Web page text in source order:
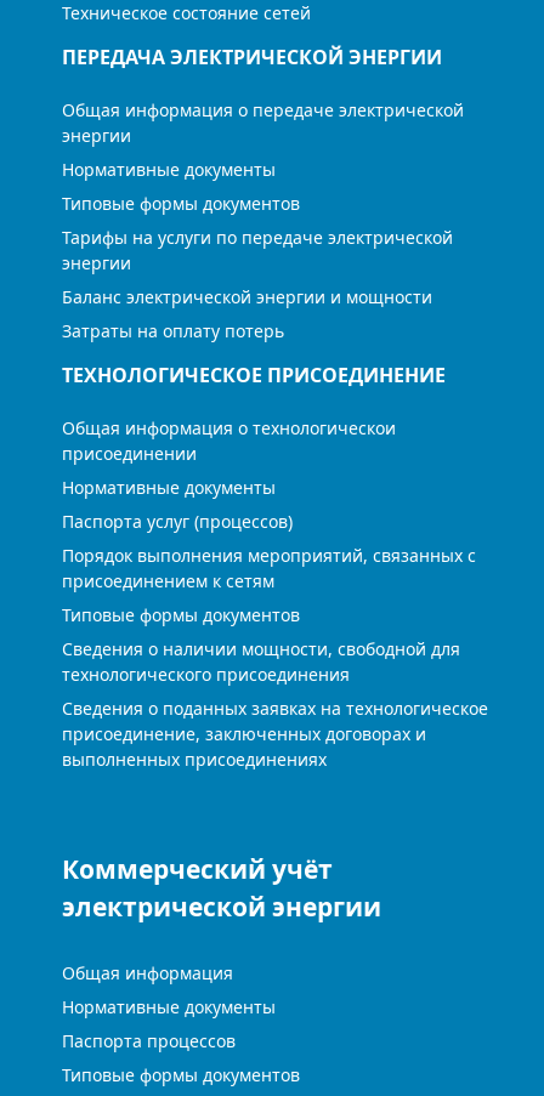
Техническое состояние сетей
ПЕРЕДАЧА ЭЛЕКТРИЧЕСКОЙ ЭНЕРГИИ
Общая информация о передаче электрической
энергии
Нормативные документы
Типовые формы документов
Тарифы на услуги по передаче электрической
энергии
Баланс электрической энергии и мощности
Затраты на оплату потерь
ТЕХНОЛОГИЧЕСКОЕ ПРИСОЕДИНЕНИЕ
Общая информация о технологическои
присоединении
Нормативные документы
Паспорта услуг (процессов)
Порядок выполнения мероприятий, связанных с
присоединением к сетям
Типовые формы документов
Сведения о наличии мощности, свободной для
технологического присоединения
Сведения о поданных заявках на технологическое
присоединение, заключенных договорах и
выполненных присоединениях
Коммерческий учёт
электрической энергии
Общая информация
Нормативные документы
Паспорта процессов
Типовые формы документов